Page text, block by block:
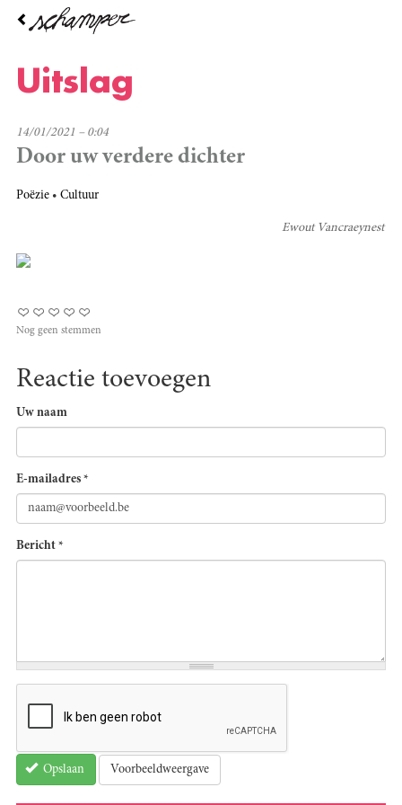
Overslaan
inhoud
gaan
Uitslag
14/01/2021 – 0:04
Door uw verdere dichter
Poëzie Cultuur
Ewout Vancraeynest
Nog geen stemmen
Reactie toevoegen
Uw naam
E-mailadres *
Bericht *
Opslaan Voorbeeldweergave